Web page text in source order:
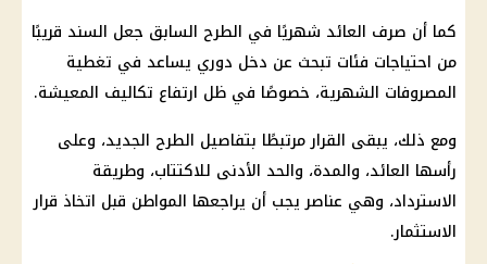
كما أن صرف العائد شهريًا في الطرح السابق جعل السند قريبًا
من احتياجات فئات تبحث عن دخل دوري يساعد في تغطية
المصروفات الشهرية، خصوصًا في ظل ارتفاع تكاليف المعيشة.
ومع ذلك، يبقى القرارمرتبطًا بتفاصيل الطرح الجديد، وعلى
رأسها العائد، والمدة، والحد الأدنى للاكتتاب، وطريقة
الاسترداد، وهي عناصر يجب أن يراجعها المواطن قبل اتخاذ قرار
الاستثمار.